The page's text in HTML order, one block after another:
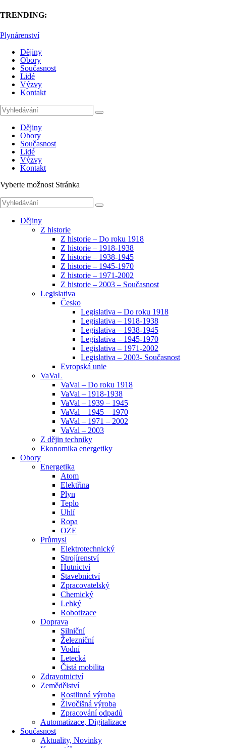
TRENDING:
Plynárenství
Dějiny
Obory
Současnost
Lidé
Výzvy
Kontakt
Dějiny
Obory
Současnost
Lidé
Výzvy
Kontakt
Vyberte možnost Stránka
Dějiny
Z historie
Z historie – Do roku 1918
Z historie – 1918-1938
Z historie – 1938-1945
Z historie – 1945-1970
Z historie – 1971-2002
Z historie – 2003 – Současnost
Legislativa
Česko
Legislativa – Do roku 1918
Legislativa – 1918-1938
Legislativa – 1938-1945
Legislativa – 1945-1970
Legislativa – 1971-2002
Legislativa – 2003- Současnost
Evropská unie
VaVaL
VaVal – Do roku 1918
VaVal – 1918-1938
VaVal – 1939 – 1945
VaVal – 1945 – 1970
VaVal – 1971 – 2002
VaVal – 2003
Z dějin techniky
Ekonomika energetiky
Obory
Energetika
Atom
Elektřina
Plyn
Teplo
Uhlí
Ropa
OZE
Průmysl
Elektrotechnický
Strojírenství
Hutnictví
Stavebnictví
Zpracovatelský
Chemický
Lehký
Robotizace
Doprava
Silniční
Železniční
Vodní
Letecká
Čistá mobilita
Zdravotnictví
Zemědělství
Rostlinná výroba
Živočišná výroba
Zpracování odpadů
Automatizace, Digitalizace
Současnost
Aktuality, Novinky